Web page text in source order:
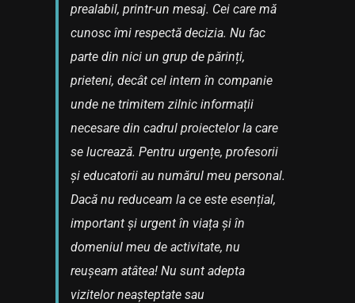
prealabil, printr-un mesaj. Cei care mă
cunosc îmi respectă decizia. Nu fac
parte din nici un grup de părinți,
prieteni, decât cel intern în companie
unde ne trimitem zilnic informații
necesare din cadrul proiectelor la care
se lucrează. Pentru urgențe, profesorii
și educatorii au numărul meu personal.
Dacă nu reduceam la ce este esențial,
important și urgent în viața și în
domeniul meu de activitate, nu
reușeam atâtea! Nu sunt adepta
vizitelor neașteptate sau